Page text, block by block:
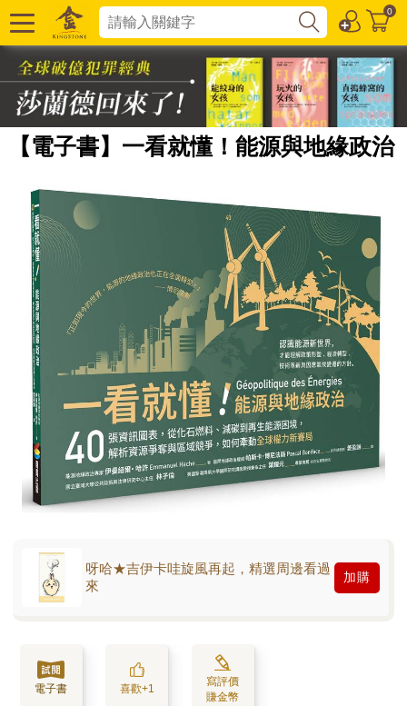
0
【電子書】一看就懂！能源與地緣政治
呀哈★吉伊卡哇旋風再起，精選周邊看過
來
加購
電子書 喜歡+1
寫評價
賺金幣